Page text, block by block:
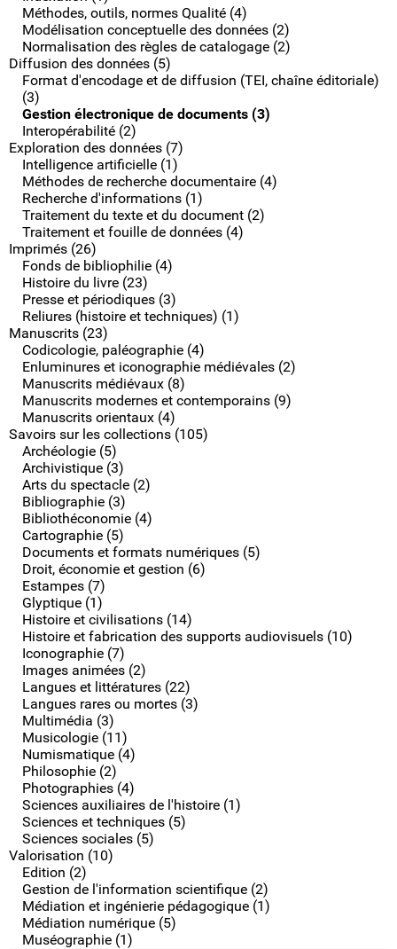
Méthodes, outils, normes Qualité (4)
Modélisation conceptuelle des données (2)
Normalisation des règles de catalogage (2)
Diffusion des données (5)
Format d'encodage et de diffusion (TEI, chaîne éditoriale)
(3)
Gestion électronique de documents (3)
Interopérabilité (2)
Exploration des données (7)
Intelligence artificielle (1)
Méthodes de recherche documentaire (4)
Recherche d'informations (1)
Traitement du texte et du document (2)
Traitement et fouille de données (4)
Imprimés (26)
Fonds de bibliophilie (4)
Histoire du livre (23)
Presse et périodiques (3)
Reliures (histoire et techniques) (1)
Manuscrits (23)
Codicologie, paléographie (4)
Enluminures et iconographie médiévales (2)
Manuscrits médiévaux (8)
Manuscrits modernes et contemporains (9)
Manuscrits orientaux (4)
Savoirs sur les collections (105)
Archéologie (5)
Archivistique (3)
Arts du spectacle (2)
Bibliographie (3)
Bibliothéconomie (4)
Cartographie (5)
Documents et formats numériques (5)
Droit, économie et gestion (6)
Estampes (7)
Glyptique (1)
Histoire et civilisations (14)
Histoire et fabrication des supports audiovisuels (10)
Iconographie (7)
Images animées (2)
Langues et littératures (22)
Langues rares ou mortes (3)
Multimédia (3)
Musicologie (11)
Numismatique (4)
Philosophie (2)
Photographies (4)
Sciences auxiliaires de l'histoire (1)
Sciences et techniques (5)
Sciences sociales (5)
Valorisation (10)
Edition (2)
Gestion de l'information scientifique (2)
Médiation et ingénierie pédagogique (1)
Médiation numérique (5)
Muséographie (1)